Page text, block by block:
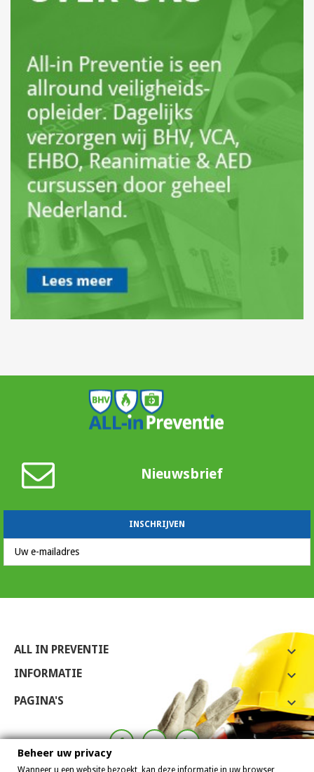
Nieuwsbrief
ALL IN PREVENTIE 
INFORMATIE 
PAGINA'S 
Beheer uw privacy
Wanneer u een website bezoekt, kan deze informatie in uw browser